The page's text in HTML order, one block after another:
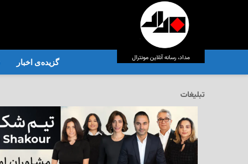
مداد، رسانه آنلاین مونترال گزیده‌ی‌ اخبار
تبلیغات